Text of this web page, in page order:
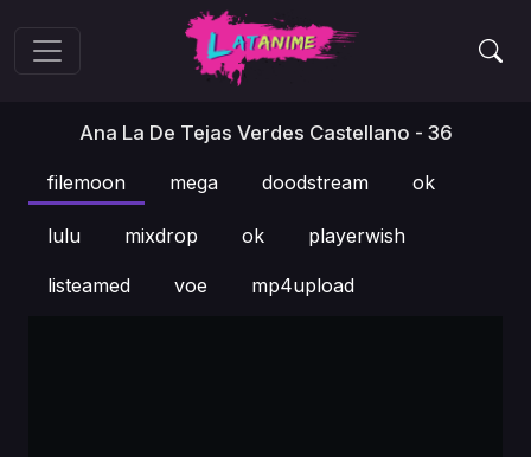
Ana La De Tejas Verdes Castellano - 36
filemoon mega doodstream ok
lulu mixdrop ok playerwish
listeamed voe mp4upload